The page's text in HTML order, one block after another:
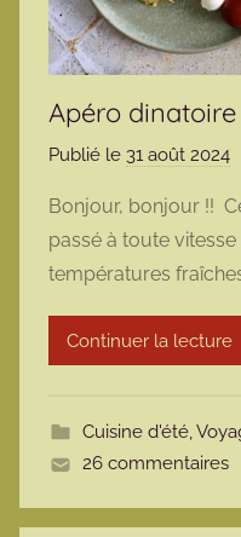
Apéro
Publié le 31 août 2024
r
a
r
m
t
Bonjour, bonjour !!
passé à toute
températures
Continuer la lecture
Cuisine d'été,
26 commentaires